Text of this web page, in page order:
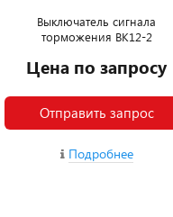
Выключатель сигнала
торможения ВК12-2
Цена по запросу
Отправить запрос
Подробнее